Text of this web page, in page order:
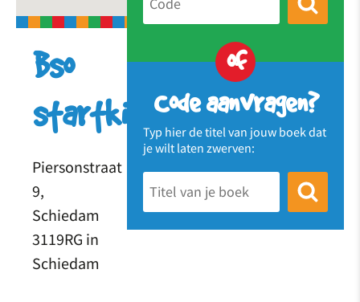
of
Code aanvragen?
Typ hier de titel van jouw boek dat
je wilt laten zwerven:
Bso
startkids
Piersonstraat
9,
Schiedam
3119RG in
Schiedam